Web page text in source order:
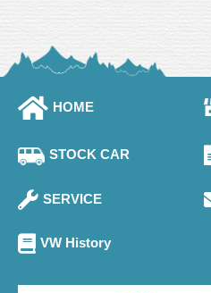
HOME
STOCK CAR
SERVICE
VW History